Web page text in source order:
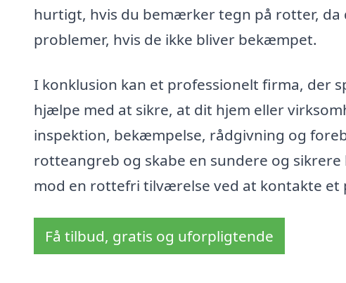
hurtigt, hvis du bemærker tegn på rotter,
problemer, hvis de ikke bliver bekæmpet.
I konklusion kan et professionelt firma, der
hjælpe med at sikre, at dit hjem eller
inspektion, bekæmpelse, rådgivning og
rotteangreb og skabe en sundere og
mod en rottefri tilværelse ved at kontakte et
Få tilbud, gratis og uforpligtende